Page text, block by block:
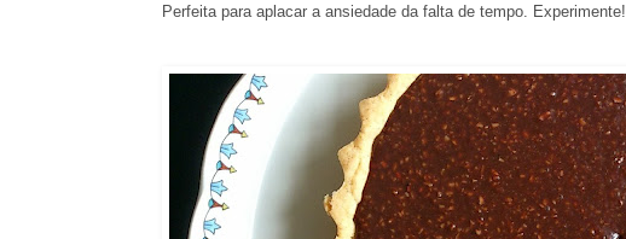
Perfeita para aplacar a ansiedade da falta de tempo. Experimente!